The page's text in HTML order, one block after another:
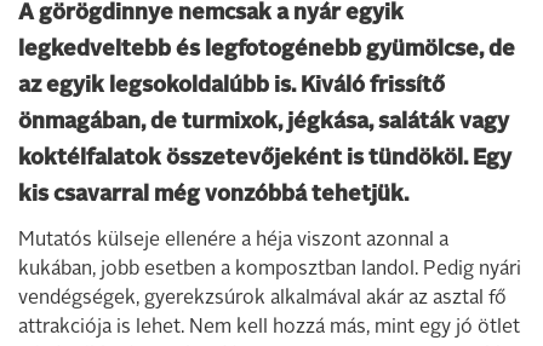
A görögdinnye nemcsak a nyár egyik
legkedveltebb és legfotogénebb gyümölcse, de
az egyik legsokoldalúbb is. Kiváló frissítő
önmagában, de turmixok, jégkása, saláták vagy
koktélfalatok összetevőjeként is tündököl. Egy
kis csavarral még vonzóbbá tehetjük.
Mutatós külseje ellenére a héja viszont azonnal a
kukában, jobb esetben a komposztban landol. Pedig nyári
vendégségek, gyerekzsúrok alkalmával akár az asztal fő
attrakciója is lehet. Nem kell hozzá más, mint egy jó ötlet